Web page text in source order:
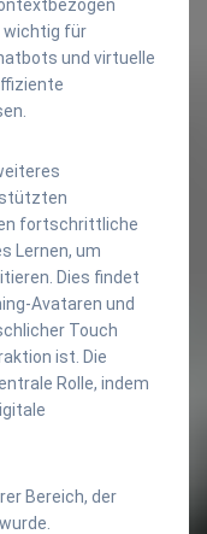
wichtig für
und virtuelle
fortschrittliche
Lernen, um
Dies findet
Avataren und
Touch
ist. Die
Rolle, indem
Bereich, der